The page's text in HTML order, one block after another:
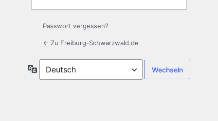
Passwort vergessen?
← Zu Freiburg-Schwarzwald.de
Sprache